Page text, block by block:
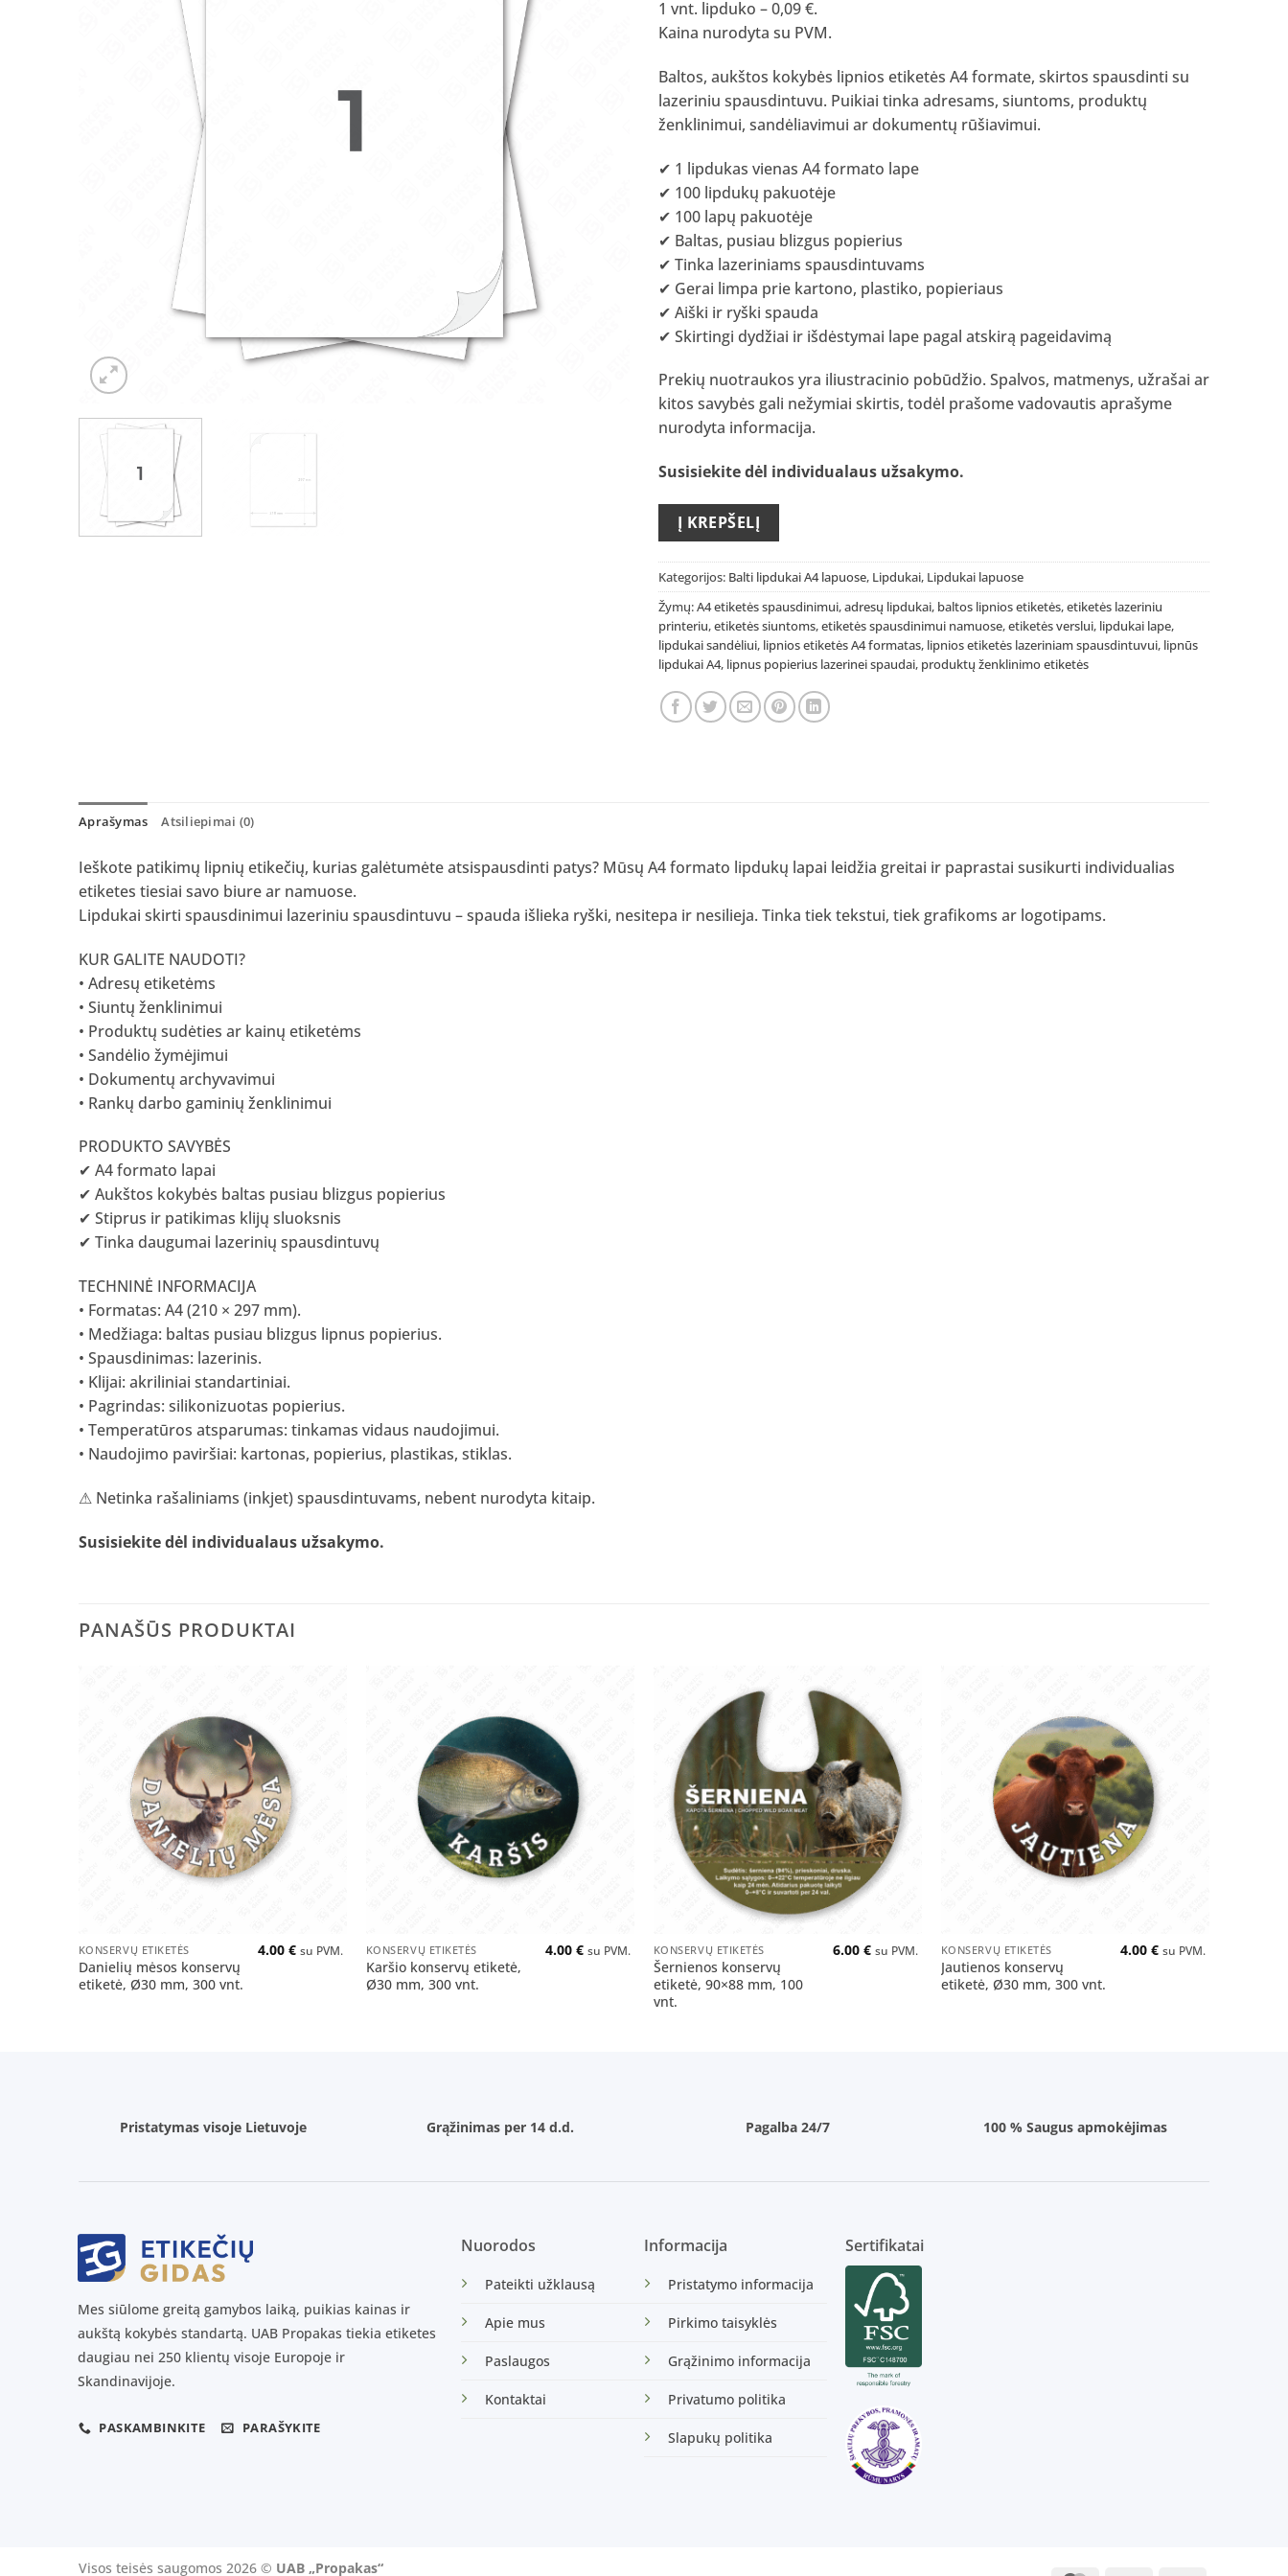
1 vnt. lipduko – 0,09 €.
Kaina nurodyta su PVM.
Baltos, aukštos kokybės lipnios etiketės A4 formate, skirtos spausdinti su
lazeriniu spausdintuvu. Puikiai tinka adresams, siuntoms, produktų
ženklinimui, sandėliavimui ar dokumentų rūšiavimui.
✔ 1 lipdukas vienas A4 formato lape
✔ 100 lipdukų pakuotėje
✔ 100 lapų pakuotėje
✔ Baltas, pusiau blizgus popierius
✔ Tinka lazeriniams spausdintuvams
✔ Gerai limpa prie kartono, plastiko, popieriaus
✔ Aiški ir ryški spauda
✔ Skirtingi dydžiai ir išdėstymai lape pagal atskirą pageidavimą
Prekių nuotraukos yra iliustracinio pobūdžio. Spalvos, matmenys, užrašai ar
kitos savybės gali nežymiai skirtis, todėl prašome vadovautis aprašyme
nurodyta informacija.
Susisiekite dėl individualaus užsakymo.
Į KREPŠELĮ
Kategorijos: Balti lipdukai A4 lapuose, Lipdukai, Lipdukai lapuose
Žymų:A4 etiketės spausdinimui,adresų lipdukai, baltos lipnios etiketės,etiketės lazeriniu
printeriu,etiketės siuntoms,etiketės spausdinimui namuose,etiketės verslui, lipdukai lape,
lipdukai sandėliui, lipnios etiketės A4 formatas, lipnios etiketės lazeriniam spausdintuvui, lipnūs
lipdukai A4, lipnus popierius lazerinei spaudai, produktų ženklinimo etiketės
Aprašymas Atsiliepimai (0)
Ieškote patikimų lipnių etikečių, kurias galėtumėte atsispausdinti patys? Mūsų A4 formato lipdukų lapai leidžia greitai ir paprastai susikurti individualias
etiketes tiesiai savo biure ar namuose.
Lipdukai skirti spausdinimui lazeriniu spausdintuvu – spauda išlieka ryški, nesitepa ir nesilieja. Tinka tiek tekstui, tiek grafikoms ar logotipams.
KUR GALITE NAUDOTI?
• Adresų etiketėms
• Siuntų ženklinimui
• Produktų sudėties ar kainų etiketėms
• Sandėlio žymėjimui
• Dokumentų archyvavimui
• Rankų darbo gaminių ženklinimui
PRODUKTO SAVYBĖS
✔ A4 formato lapai
✔ Aukštos kokybės baltas pusiau blizgus popierius
✔ Stiprus ir patikimas klijų sluoksnis
✔ Tinka daugumai lazerinių spausdintuvų
TECHNINĖ INFORMACIJA
• Formatas: A4 (210 × 297 mm).
• Medžiaga: baltas pusiau blizgus lipnus popierius.
• Spausdinimas: lazerinis.
• Klijai: akriliniai standartiniai.
• Pagrindas: silikonizuotas popierius.
• Temperatūros atsparumas: tinkamas vidaus naudojimui.
• Naudojimo paviršiai: kartonas, popierius, plastikas, stiklas.
⚠ Netinka rašaliniams (inkjet) spausdintuvams, nebent nurodyta kitaip.
Susisiekite dėl individualaus užsakymo.
PANAŠŪS PRODUKTAI
KONSERVŲ ETIKETĖS
Danielių mėsos konservų
etiketė, Ø30 mm, 300 vnt.
4.00€ su PVM. KONSERVŲ ETIKETĖS
Karšio konservų etiketė,
Ø30 mm, 300 vnt.
4.00€ su PVM.
Pridėti
į norų
sąrašą
KONSERVŲ ETIKETĖS
Šernienos konservų
etiketė, 90×88 mm, 100
vnt.
6.00€ su PVM. KONSERVŲ ETIKETĖS
Jautienos konservų
etiketė, Ø30 mm, 300 vnt.
4.00€ su PVM.
Pristatymas visoje Lietuvoje Grąžinimas per 14 d.d. Pagalba 24/7 100 % Saugus apmokėjimas
Mes siūlome greitą gamybos laiką, puikias kainas ir
aukštą kokybės standartą. UAB Propakas tiekia etiketes
daugiau nei 250 klientų visoje Europoje ir
Skandinavijoje.
PASKAMBINKITE PARAŠYKITE
Nuorodos
Pateikti užklausą
Apie mus
Paslaugos
Kontaktai
Informacija
Pristatymo informacija
Pirkimo taisyklės
Grąžinimo informacija
Privatumo politika
Slapukų politika
Sertifikatai
Visos teisės saugomos 2026 © UAB „Propakas“